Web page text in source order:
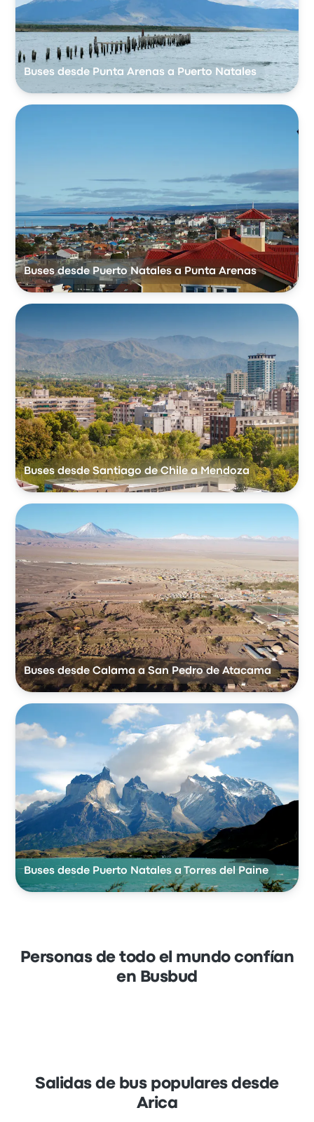
Buses desde Punta Arenas a Puerto Natales
Buses desde Puerto Natales a Punta Arenas
Buses desde Santiago de Chile a Mendoza
Buses desde Calama a San Pedro de Atacama
Buses desde Puerto Natales a Torres del Paine
Personas de todo el mundo confían
en Busbud
Salidas de bus populares desde
Arica